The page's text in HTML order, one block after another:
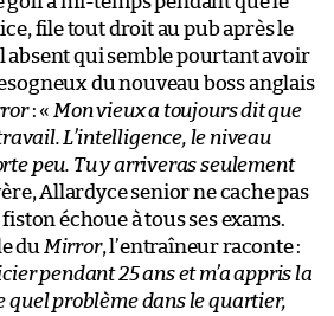
file tout droit au pub après le
absent qui semble pourtant avoir
du nouveau boss anglais
: « Mon vieux a toujours dit que
L’intelligence, le niveau
peu. Tu y arriveras seulement
Allardyce senior ne cache pas
échoue à tous ses exams.
du Mirror, l’entraîneur raconte :
pendant 25 ans et m’a appris la
quel problème dans le quartier,